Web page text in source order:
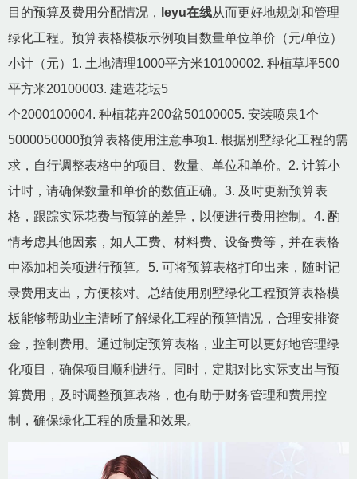
目的预算及费用分配情况，
leyu在线从而更好地规划和管理
绿化工程。预算表格模板示例项目数量单位单价（元/单位）
小计（元）1. 土地清理1000平方米10100002. 种植草坪500
平方米20100003. 建造花坛5
个2000100004. 种植花卉200盆50100005. 安装喷泉1个
5000050000预算表格使用注意事项1. 根据别墅绿化工程的需
求，自行调整表格中的项目、数量、单位和单价。2. 计算小
计时，请确保数量和单价的数值正确。3. 及时更新预算表
格，跟踪实际花费与预算的差异，以便进行费用控制。4. 酌
情考虑其他因素，如人工费、材料费、设备费等，并在表格
中添加相关项进行预算。5. 可将预算表格打印出来，随时记
录费用支出，方便核对。总结使用别墅绿化工程预算表格模
板能够帮助业主清晰了解绿化工程的预算情况，合理安排资
金，控制费用。通过制定预算表格，业主可以更好地管理绿
化项目，确保项目顺利进行。同时，定期对比实际支出与预
算费用，及时调整预算表格，也有助于财务管理和费用控
制，确保绿化工程的质量和效果。